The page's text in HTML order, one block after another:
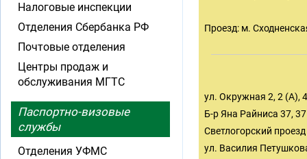
Проезд: м.
ул. Окружная 2, 2 (А),
Б-р Яна Райниса 37,
Светлогорский проезд
ул. Василия
Налоговые инспекции
Отделения Сбербанка РФ
Почтовые отделения
Центры продаж и
обслуживания МГТС
Паспортно-визовые
службы
Отделения УФМС